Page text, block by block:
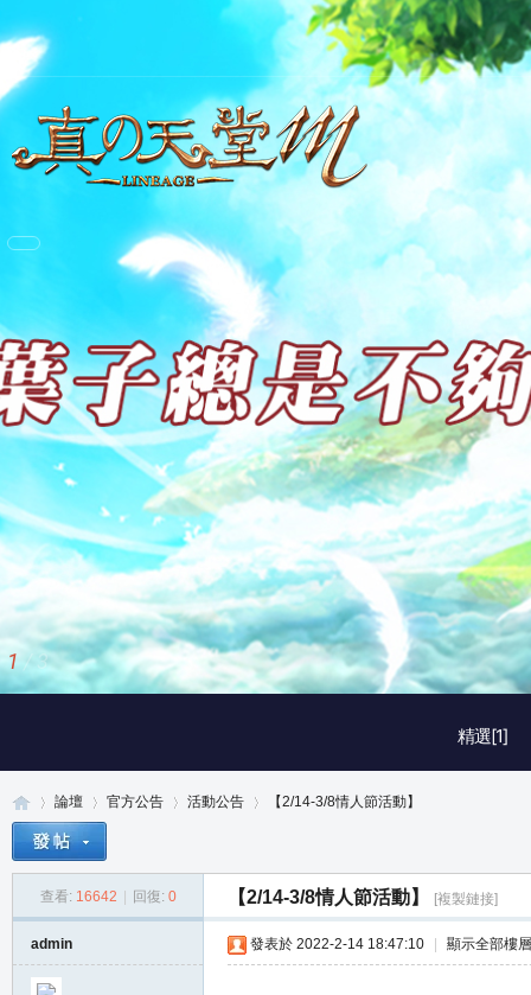
精選[1]
1 / 3
論壇
›
官方公告 活動公告
›
【2/14-3/8情人節活動】
查看: 16642 回復: 0 【2/14-3/8情人節活動】 [複製鏈接]
admin 發表於 2022-2-14 18:47:10 顯示全部樓層